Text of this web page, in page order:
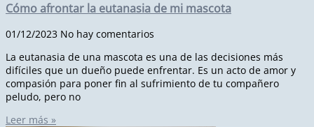
Cómo afrontar la eutanasia de mi mascota
01/12/2023 No hay comentarios
La eutanasia de una mascota es una de las decisiones más
difíciles que un dueño puede enfrentar. Es un acto de amor y
compasión para poner fin al sufrimiento de tu compañero
peludo, pero no
Leer más »